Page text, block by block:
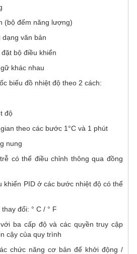
(bộ đếm năng lượng)
dạng văn bản
bộ điều khiển
khác nhau
biểu đồ nhiệt độ theo 2 cách:
độ
theo các bước 1°C và 1 phút
nung
có thể điều chỉnh thông qua đồng
khiển PID ở các bước nhiệt độ có thể
đổi: ° C / ° F
ba cấp độ và các quyền truy cập
cậy của quy trình
chức năng cơ bản để khởi động /